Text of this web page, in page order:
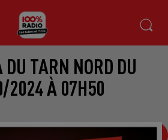
TARN NORD DU
2024 À 07H50